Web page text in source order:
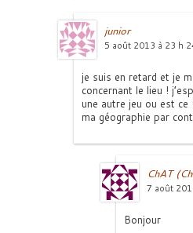
junior
5 août 2013 à 23 h
je suis en retard et je
concernant le lieu !
une autre jeu ou est
ma géographie par
ChAT
7 août
Bonjour